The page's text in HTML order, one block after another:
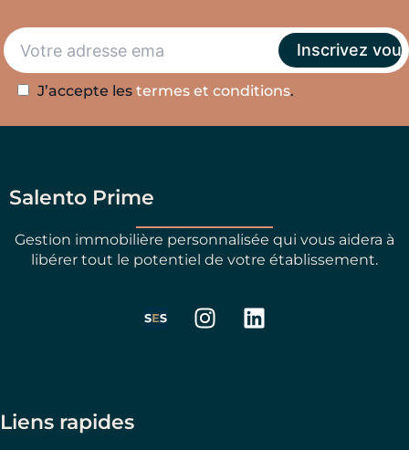
J’accepte lestermes et conditions.
Salento Prime
Gestion immobilière personnalisée qui vous aidera à
libérer tout le potentiel de votre établissement.
I
n
L
i
Liens rapides